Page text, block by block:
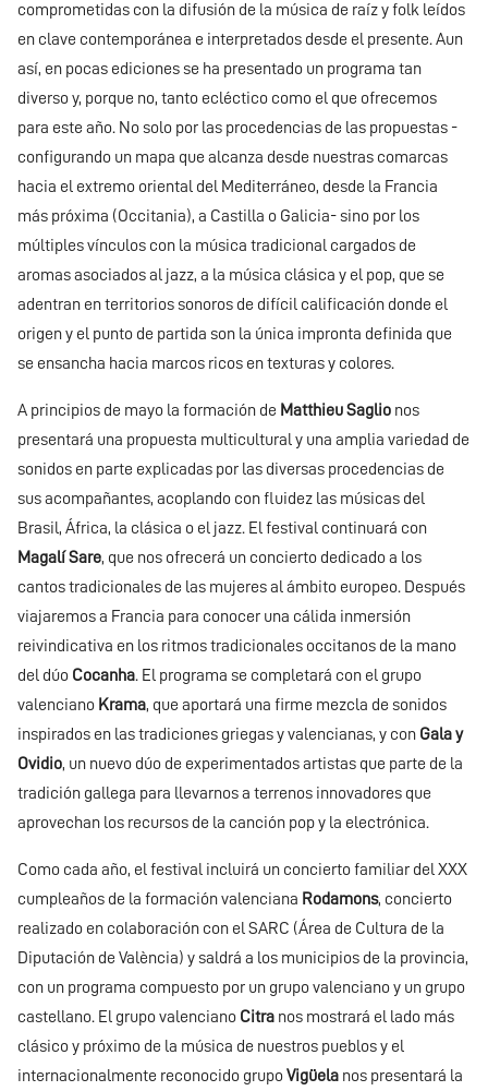
comprometidas con la difusión de la música de raíz y folk leídos
en clave contemporánea e interpretados desde el presente. Aun
así, en pocas ediciones se ha presentado un programa tan
diverso y, porque no, tanto ecléctico como el que ofrecemos
para este año. No solo por las procedencias de las propuestas -
configurando un mapa que alcanza desde nuestras comarcas
hacia el extremo oriental del Mediterráneo, desde la Francia
más próxima (Occitania), a Castilla o Galicia- sino por los
múltiples vínculos con la música tradicional cargados de
aromas asociados al jazz, a la música clásica y el pop, que se
adentran en territorios sonoros de difícil calificación donde el
origen y el punto de partida son la única impronta definida que
se ensancha hacia marcos ricos en texturas y colores.
A principios de mayo la formación de Matthieu Saglio nos
presentará una propuesta multicultural y una amplia variedad de
sonidos en parte explicadas por las diversas procedencias de
sus acompañantes, acoplando con fluidez las músicas del
Brasil, África, la clásica o el jazz. El festival continuará con
Magalí Sare, que nos ofrecerá un concierto dedicado a los
cantos tradicionales de las mujeres al ámbito europeo. Después
viajaremos a Francia para conocer una cálida inmersión
reivindicativa en los ritmos tradicionales occitanos de la mano
del dúo Cocanha. El programa se completará con el grupo
valenciano Krama, que aportará una firme mezcla de sonidos
inspirados en las tradiciones griegas y valencianas, y con Gala y
Ovidio, un nuevo dúo de experimentados artistas que parte de la
tradición gallega para llevarnos a terrenos innovadores que
aprovechan los recursos de la canción pop y la electrónica.
Como cada año, el festival incluirá un concierto familiar del XXX
cumpleaños de la formación valenciana Rodamons, concierto
realizado en colaboración con el SARC (Área de Cultura de la
Diputación de València) y saldrá a los municipios de la provincia,
con un programa compuesto por un grupo valenciano y un grupo
castellano. El grupo valenciano Citra nos mostrará el lado más
clásico y próximo de la música de nuestros pueblos y el
internacionalmente reconocido grupoVigüela nos presentará la